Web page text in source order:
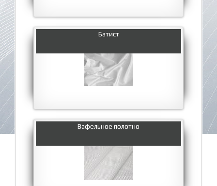
Батист
Вафельное полотно